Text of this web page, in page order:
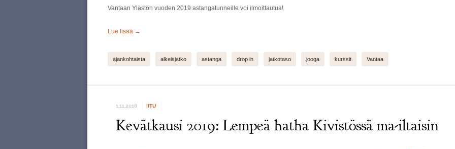
Vantaan Ylästön vuoden 2019 astangatunneille voi ilmoittautua!
Lue lisää →
ajankohtaista alkeisjatko astanga drop in jatkotaso jooga kurssit Vantaa
1.11.2018 IITU
Kevätkausi 2019: Lempeä hatha Kivistössä ma-iltaisin